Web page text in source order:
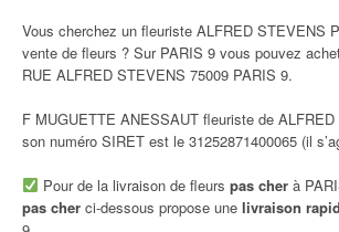
Vous cherchez un fleuriste ALFRED STEVENS
vente de fleurs ? Sur PARIS 9 vous pouvez
RUE ALFRED STEVENS 75009 PARIS 9.
F MUGUETTE ANESSAUT fleuriste de
son numéro SIRET est le 31252871400065 (il
Pour de la livraison de fleurs pas cherà
pas cher ci-dessous propose une livraison